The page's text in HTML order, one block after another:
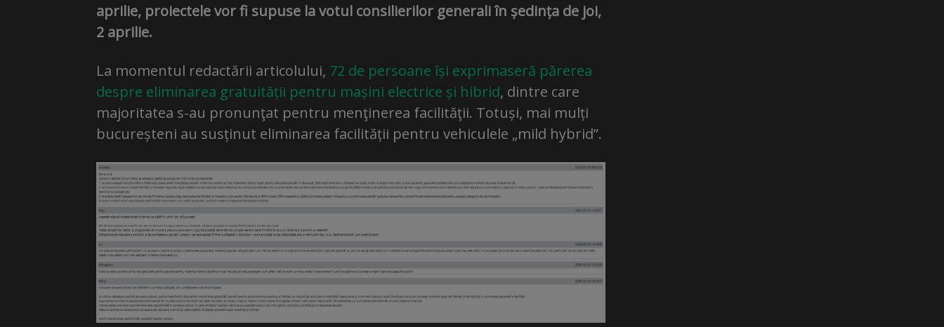
aprilie, proiectele vor fi supuse la votul consilierilor generali în ședința de joi,
2 aprilie.
La momentul redactării articolului, 72 de persoane își exprimaseră părerea
despre eliminarea gratuității pentru mașini electrice și hibrid, dintre care
majoritatea s-au pronunţat pentru menţinerea facilităţii. Totuși, mai mulți
bucureșteni au susținut eliminarea facilității pentru vehiculele „mild hybrid”.